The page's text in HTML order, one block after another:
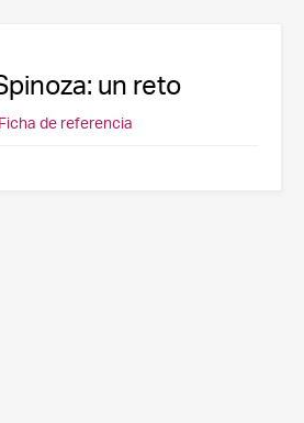
un reto
Ficha de referencia